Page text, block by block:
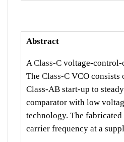
Abstract
AClass-C voltage-control-
The Class-C VCO
Class-AB start-up to steady
comparator with low
technology. The fabricated
carrier frequency at a